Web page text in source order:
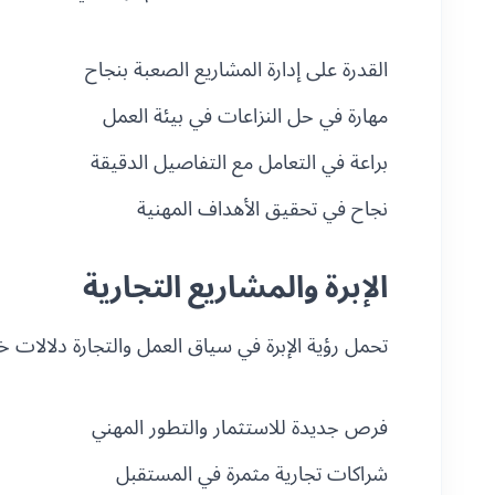
القدرة على إدارة المشاريع الصعبة بنجاح
مهارة في حل النزاعات في بيئة العمل
براعة في التعامل مع التفاصيل الدقيقة
نجاح في تحقيق الأهداف المهنية
الإبرة والمشاريع التجارية
تحمل رؤية الإبرة في سياق العمل والتجارة
فرص جديدة للاستثمار والتطور المهني
شراكات تجارية مثمرة في المستقبل